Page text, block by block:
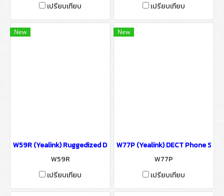
เปรียบเทียบ
เปรียบเทียบ
New
W59R (Yealink) Ruggedized DECT Handset IP-PBX Solutions
W59R
เปรียบเทียบ
New
W77P (Yealink) DECT Phone
W77P
เปรียบเทียบ